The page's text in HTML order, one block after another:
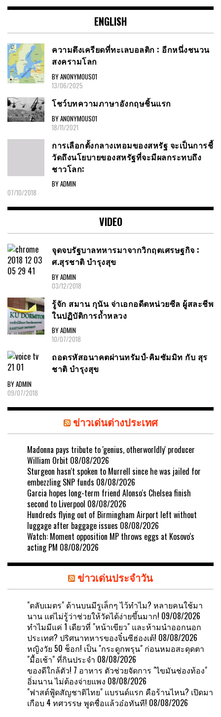
ENGLISH
ความตึงเครียดที่ทะเลบอลติก : อีกหนึ่งชนวน
สงครามโลก
BY ANONYMOUS01
13/06/2025
โชว์บทความภาษาอังกฤษชิ้นแรก
BY ANONYMOUS01
18/11/2021
การเลือกตั้งกลางเทอมของสหรัฐ จะเป็นการชี้
วัดถึงนโยบายของสหรัฐที่จะมีผลกระทบถึง
ชาวโลก:
BY ADMIN
07/10/2018
VIDEO
จุดจบรัฐบาลทหารมาจากวิกฤตเศรษฐกิจ :
ศ.สุรชาติ บำรุงสุข
BY ADMIN
03/12/2018
รู้จัก สมาน กุนัน จ่าเอกอดีตหน่วยซีล ผู้สละชีพ
ในปฏิบัติการถ้ำหลวง
BY ADMIN
10/07/2018
ถอดรหัสอนาคตผ่านทรัมป์-คิมซัมมิท กับ สุร
ชาติ บำรุงสุข
BY ADMIN
09/07/2018
ข่าวเด่นต่างประเทศ
Madonna pays tribute to 'genius, otherworldly' producer
William Orbit 08/08/2026
Sturgeon hasn't spoken to Murrell since he was jailed for
embezzling SNP funds 08/08/2026
Garcia hopes long-term friend Alonso's Chelsea finish
second to Liverpool 08/08/2026
Hundreds flying out of Birmingham Airport left without
luggage after baggage issues 08/08/2026
Watch: Moment opposition MP throws eggs at Kosovo's
acting PM 08/08/2026
ข่าวเด่นประจำวัน
"ตลับเมตร" ด้านบนมีรูเล็กๆ ไว้ทำไม? หลายคนใช้มา
นาน แต่ไม่รู้ว่าช่วยให้วัดได้ง่ายขึ้นมาก! 09/08/2026
ทำไมมีแค่ 1 เดียวที่ "หน้าเขียว" และห้ามนำออกนอก
ประเทศ? ปริศนาทหารของจิ๋นซีฮ่องเต้! 08/08/2026
หญิงวัย 50 ช็อก! เป็น "กระดูกพรุน" ก่อนหมอสะดุดตา
"มื้อเช้า" ที่กินประจำ 08/08/2026
ของดีใกล้ตัว! 7 อาหาร ตัวช่วยจัดการ "ไขมันช่องท้อง"
อิ่มนาน ไม่ต้องจ่ายแพง 08/08/2026
"ฟาสต์ฟู้ดสัญชาติไทย" แบรนด์แรก คือร้านไหน? เปิดมา
เกือบ 4 ทศวรรษ พูดชื่อแล้วอ๋อทันที! 08/08/2026